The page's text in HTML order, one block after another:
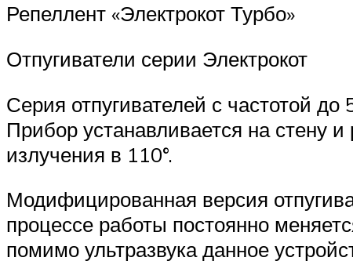
Репеллент «Электрокот Турбо»
Отпугиватели серии Электрокот
Серия отпугивателей с частотой
Прибор устанавливается на стену
излучения в 110°.
Модифицированная версия
процессе работы постоянно
помимо ультразвука данное